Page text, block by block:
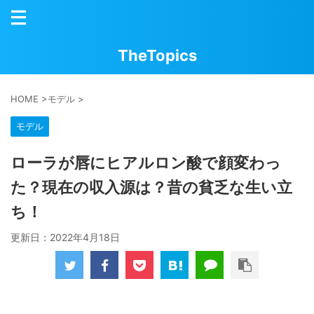
TheTopics
HOME >モデル >
モデル
ローラが唇にヒアルロン酸で顔変わっ
た？現在の収入源は？昔の貧乏な生い立
ち！
更新日： 2022年4月18日